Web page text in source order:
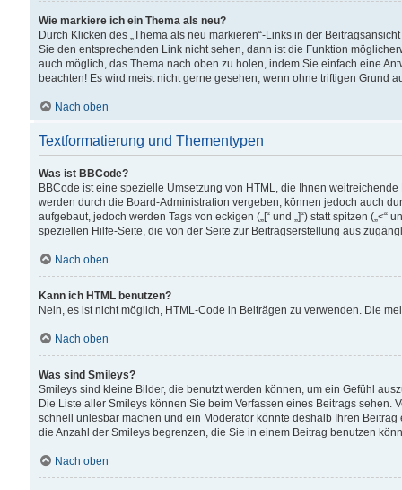
Wie markiere ich ein Thema als neu?
Durch Klicken des „Thema als neu markieren“-Links in der
Sie den entsprechenden Link nicht sehen, dann ist die Funktion
auch möglich, das Thema nach oben zu holen, indem Sie einfach eine
beachten! Es wird meist nicht gerne gesehen, wenn ohne triftigen Grund
Nach oben
Textformatierung und Thementypen
Was ist BBCode?
BBCode ist eine spezielle Umsetzung von HTML, die Ihnen
werden durch die Board-Administration vergeben, können jedoch auch
aufgebaut, jedoch werden Tags von eckigen („[“ und „]“) statt spitzen
speziellen Hilfe-Seite, die von der Seite zur Beitragserstellung aus
Nach oben
Kann ich HTML benutzen?
Nein, es ist nicht möglich, HTML-Code in Beiträgen zu verwenden. Die
Nach oben
Was sind Smileys?
Smileys sind kleine Bilder, die benutzt werden können, um ein Gefühl
Die Liste aller Smileys können Sie beim Verfassen eines Beitrags
schnell unlesbar machen und ein Moderator könnte deshalb Ihren
die Anzahl der Smileys begrenzen, die Sie in einem Beitrag benutzen
Nach oben